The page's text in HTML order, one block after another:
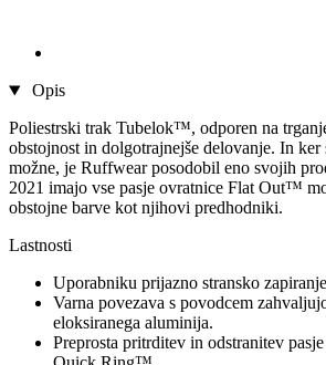
Opis
Poliestrski trak Tubelok™, odporen na
obstojnost in dolgotrajnejše delovanje. In
možne, je Ruffwear posodobil eno svojih
2021 imajo vse pasje ovratnice Flat Out™
obstojne barve kot njihovi predhodniki.
Lastnosti
Uporabniku prijazno stransko
Varna povezava s povodcem
eloksiranega aluminija.
Preprosta pritrditev in odstranitev